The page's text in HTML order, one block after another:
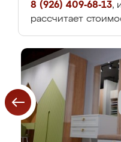
8 (926) 409-68-13,
рассчитает